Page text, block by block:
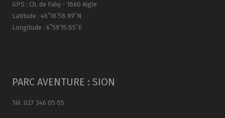
GPS : Ch. de Fahy - 1860 Aigle
Latitude : 46˚18’58.99″N
Longitude : 6˚59’15.85″E
PARC AVENTURE : SION
Tél. 027 346 05 05